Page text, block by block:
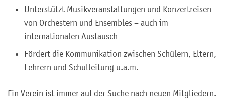
Unterstützt Musikveranstaltungen und Konzertreisen
von Orchestern und Ensembles – auch im
internationalen Austausch
Fördert die Kommunikation zwischen Schülern, Eltern,
Lehrern und Schulleitung u.a.m.
Ein Verein ist immer auf der Suche nach neuen Mitgliedern.